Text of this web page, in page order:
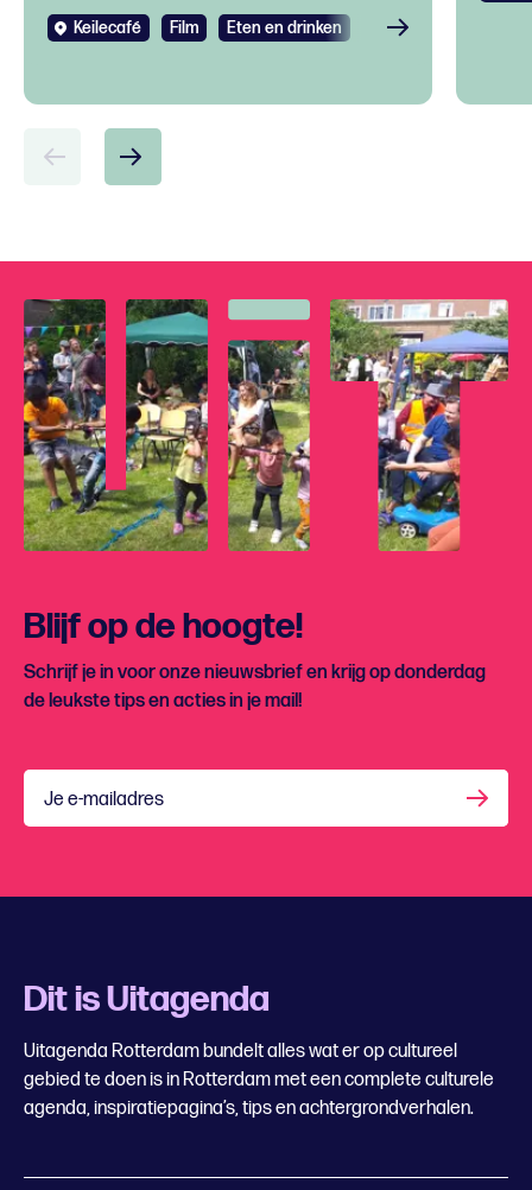
Keilecafé Film Eten en drinken
Blijf op de hoogte!
Schrijf je in voor onze nieuwsbrief en krijg op donderdag
de leukste tips en acties in je mail!
Je e-mailadres
Dit is Uitagenda
Uitagenda Rotterdam bundelt alles wat er op cultureel
gebied te doen is in Rotterdam met een complete culturele
agenda, inspiratiepagina’s, tips en achtergrondverhalen.